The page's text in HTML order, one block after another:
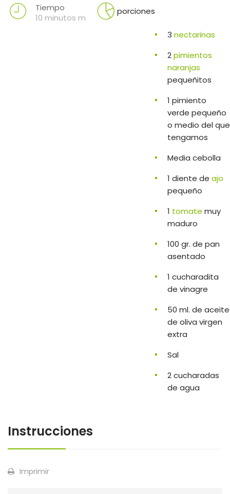
Tiempo
10 minutos m
porciones
3 nectarinas
2pimientos
naranjas
pequeñitos
1 pimiento
verde pequeño
o medio del que
tengamos
Media cebolla
1 diente de ajo
pequeño
1 tomate muy
maduro
100 gr. de pan
asentado
1 cucharadita
de vinagre
50 ml. de aceite
de oliva virgen
extra
Sal
2 cucharadas
de agua
Instrucciones
Imprimir